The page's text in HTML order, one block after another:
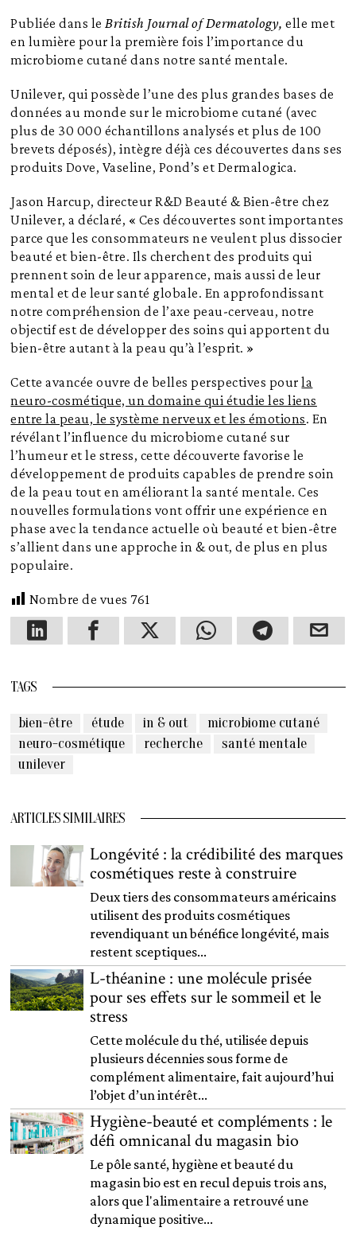
Publiée dans le British Journal of Dermatology, elle met
en lumière pour la première fois l’importance du
microbiome cutané dans notre santé mentale.
Unilever, qui possède l’une des plus grandes bases de
données au monde sur le microbiome cutané (avec
plus de 30 000 échantillons analysés et plus de 100
brevets déposés), intègre déjà ces découvertes dans ses
produits Dove, Vaseline, Pond’s et Dermalogica.
Jason Harcup, directeur R&D Beauté & Bien-être chez
Unilever, a déclaré, « Ces découvertes sont importantes
parce que les consommateurs ne veulent plus dissocier
beauté et bien-être. Ils cherchent des produits qui
prennent soin de leur apparence, mais aussi de leur
mental et de leur santé globale. En approfondissant
notre compréhension de l’axe peau-cerveau, notre
objectif est de développer des soins qui apportent du
bien-être autant à la peau qu’à l’esprit. »
Cette avancée ouvre de belles perspectives pourla
neuro-cosmétique, un domaine qui étudie les liens
entre la peau, le système nerveux et les émotions. En
révélant l’influence du microbiome cutané sur
l’humeur et le stress, cette découverte favorise le
développement de produits capables de prendre soin
de la peau tout en améliorant la santé mentale. Ces
nouvelles formulations vont offrir une expérience en
phase avec la tendance actuelle où beauté et bien-être
s’allient dans une approche in & out, de plus en plus
populaire.
Nombre de vues 761
TAGS
bien-être étude in & out
microbiome cutané
neuro-cosmétique
recherche
santé mentale
unilever
ARTICLES SIMILAIRES
Longévité : la crédibilité des marques
cosmétiques reste à construire
Deux tiers des consommateurs américains
utilisent des produits cosmétiques
revendiquant un bénéfice longévité, mais
restent sceptiques...
L-théanine : une molécule prisée
pour ses effets sur le sommeil et le
stress
Cette molécule du thé, utilisée depuis
plusieurs décennies sous forme de
complément alimentaire, fait aujourd’hui
l’objet d’un intérêt...
Hygiène-beauté et compléments : le
défi omnicanal du magasin bio
Le pôle santé, hygiène et beauté du
magasin bio est en recul depuis trois ans,
alors que l'alimentaire a retrouvé une
dynamique positive...